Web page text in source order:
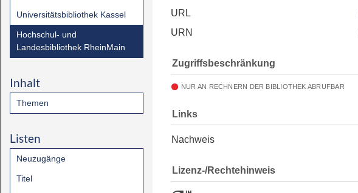
Universitätsbibliothek Kassel
Hochschul- und
Landesbibliothek RheinMain
Inhalt
Themen
Listen
Neuzugänge
Titel
URL
URN
Zugriffsbeschränkung
NUR AN RECHNERN DER BIBLIOTHEK ABRUFBAR
Links
Nachweis
Lizenz-/Rechtehinweis